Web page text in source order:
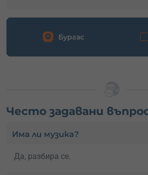
Бургас
Често задавани
Има ли музика?
Да, разбира се.